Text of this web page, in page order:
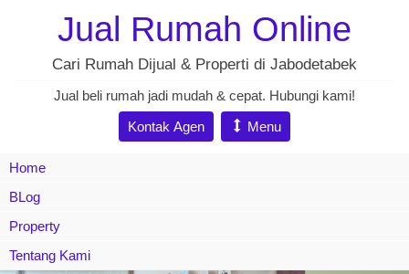
Jual Rumah Online
Cari Rumah Dijual & Properti di Jabodetabek
Jual beli rumah jadi mudah & cepat. Hubungi kami!
Kontak Agen
Menu
Home
BLog
Property
Tentang Kami